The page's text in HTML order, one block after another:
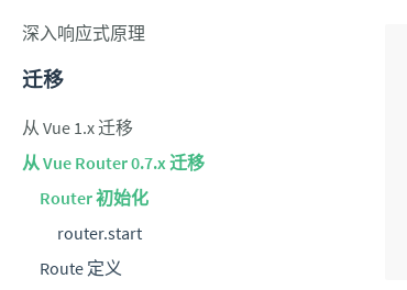
深入响应式原理
迁移
从 Vue 1.x 迁移
从 Vue Router 0.7.x 迁移
Router 初始化
router.start
Route 定义